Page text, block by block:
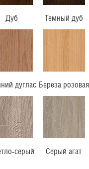
Дуб Темный дуб
дуглас Береза розовая
серый Серый агат